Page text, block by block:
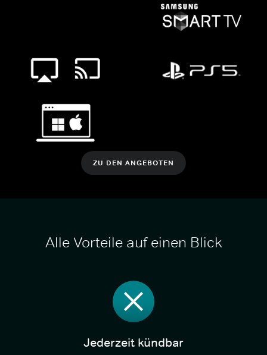
ZU DEN ANGEBOTEN
Alle Vorteile auf einen Blick
Jederzeit kündbar